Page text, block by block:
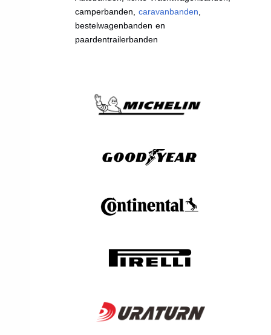
camperbanden, caravanbanden,
bestelwagenbanden en
paardentrailerbanden